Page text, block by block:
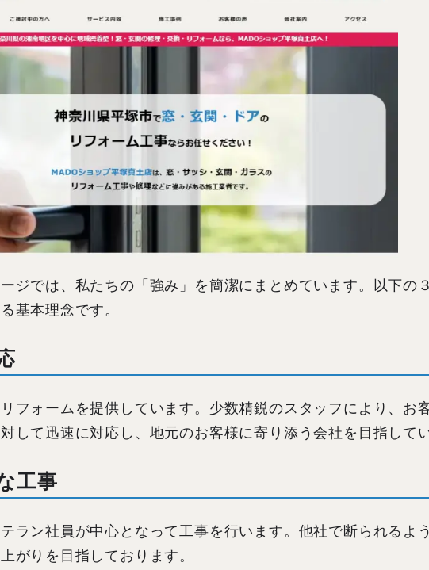
ジでは、私たちの「強み」を簡潔にまとめています。以下の
基本理念です。
フォームを提供しています。少数精鋭のスタッフにより、お
して迅速に対応し、地元のお客様に寄り添う会社を目指してい
工事
ラン社員が中心となって工事を行います。他社で断られるよ
がりを目指しております。